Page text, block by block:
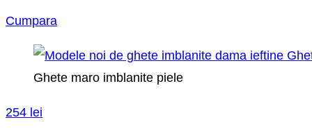
Cumpara
Ghete maro imblanite piele
254 lei